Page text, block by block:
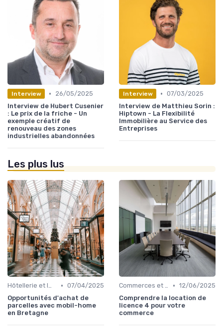
Interview •
26/05/2025
Interview de Hubert Cusenier
: Le prix de la friche - Un
exemple créatif de
renouveau des zones
industrielles abandonnées
Interview • 07/03/2025
Interview de Matthieu Sorin :
Hiptown - La Flexibilité
Immobilière au Service des
Entreprises
Les plus lus
Hôtellerie et Immobilier de Loisirs • 07/04/2025
Opportunités d'achat de
parcelles avec mobil-home
en Bretagne
Commerces et Retail • 12/06/2025
Comprendre la location de
licence 4 pour votre
commerce